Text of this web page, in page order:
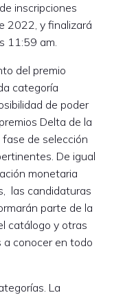
inscripciones
2022, y finalizará
11:59 am.
del premio
categoría
de poder
Delta de la
de selección
De igual
monetaria
las candidaturas
parte de la
catálogo y otras
a conocer en todo
La